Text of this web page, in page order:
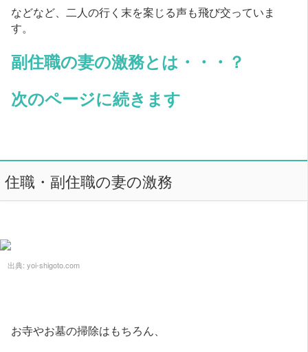
などなど、二人の行く末を案じる声も飛び交っていま
す。
副住職の妻の激務とは・・・？
次のページに続きます
住職・副住職の妻の激務
出典: yoi-shigoto.com
お寺やお墓の掃除はもちろん、